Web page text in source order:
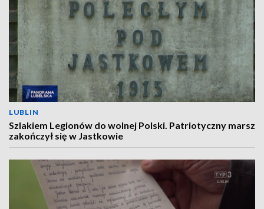
LUBLIN
Szlakiem Legionów do wolnej Polski. Patriotyczny marsz
zakończył się w Jastkowie